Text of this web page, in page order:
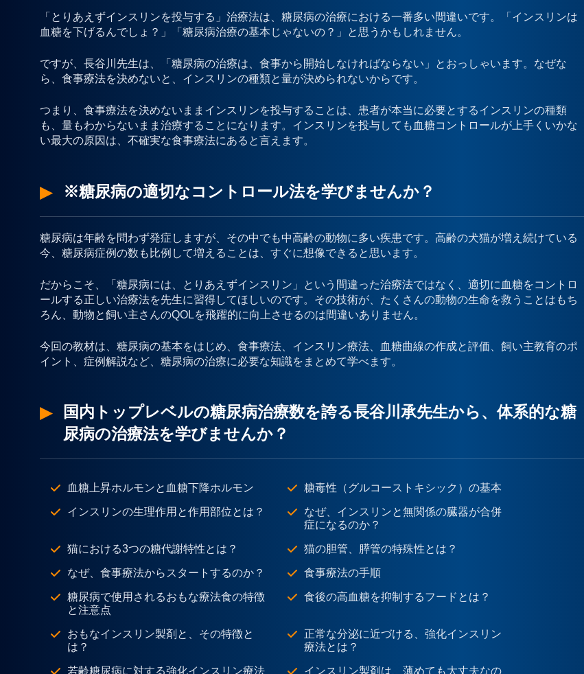
「とりあえずインスリンを投与する」治療法は、糖尿病の治療における一番多い間違いです。「インスリンは
血糖を下げるんでしょ？」「糖尿病治療の基本じゃないの？」と思うかもしれません。
ですが、長谷川先生は、「糖尿病の治療は、食事から開始しなければならない」とおっしゃいます。なぜな
ら、食事療法を決めないと、インスリンの種類と量が決められないからです。
つまり、食事療法を決めないままインスリンを投与することは、患者が本当に必要とするインスリンの種類
も、量もわからないまま治療することになります。インスリンを投与しても血糖コントロールが上手くいかな
い最大の原因は、不確実な食事療法にあると言えます。
※糖尿病の適切なコントロール法を学びませんか？
糖尿病は年齢を問わず発症しますが、その中でも中高齢の動物に多い疾患です。高齢の犬猫が増え続けている
今、糖尿病症例の数も比例して増えることは、すぐに想像できると思います。
だからこそ、「糖尿病には、とりあえずインスリン」という間違った治療法ではなく、適切に血糖をコントロ
ールする正しい治療法を先生に習得してほしいのです。その技術が、たくさんの動物の生命を救うことはもち
ろん、動物と飼い主さんのQOLを飛躍的に向上させるのは間違いありません。
今回の教材は、糖尿病の基本をはじめ、食事療法、インスリン療法、血糖曲線の作成と評価、飼い主教育のポ
イント、症例解説など、糖尿病の治療に必要な知識をまとめて学べます。
国内トップレベルの糖尿病治療数を誇る長谷川承先生から、体系的な糖
尿病の治療法を学びませんか？
血糖上昇ホルモンと血糖下降ホルモン 糖毒性（グルコーストキシック）の基本
インスリンの生理作用と作用部位とは？
なぜ、インスリンと無関係の臓器が合併
症になるのか？
猫における3つの糖代謝特性とは？ 猫の胆管、膵管の特殊性とは？
なぜ、食事療法からスタートするのか？ 食事療法の手順
糖尿病で使用されるおもな療法食の特徴
と注意点
食後の高血糖を抑制するフードとは？
おもなインスリン製剤と、その特徴と
は？
正常な分泌に近づける、強化インスリン
療法とは？
若齢糖尿病に対する強化インスリン療法
インスリン製剤は、薄めても大丈夫なの